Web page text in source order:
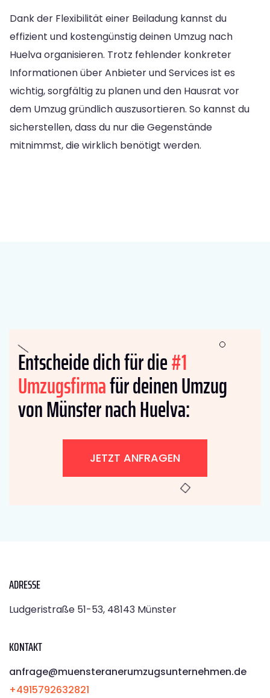
Dank der Flexibilität einer Beiladung kannst du
effizient und kostengünstig deinen Umzug nach
Huelva organisieren. Trotz fehlender konkreter
Informationen über Anbieter und Services ist es
wichtig, sorgfältig zu planen und den Hausrat vor
dem Umzug gründlich auszusortieren. So kannst du
sicherstellen, dass du nur die Gegenstände
mitnimmst, die wirklich benötigt werden.
Entscheide dich für die#1
Umzugsfirmafür deinen Umzug
von Münster nach Huelva:
JETZT ANFRAGEN
ADRESSE
Ludgeristraße 51-53, 48143 Münster
KONTAKT
anfrage@muensteranerumzugsunternehmen.de
+4915792632821